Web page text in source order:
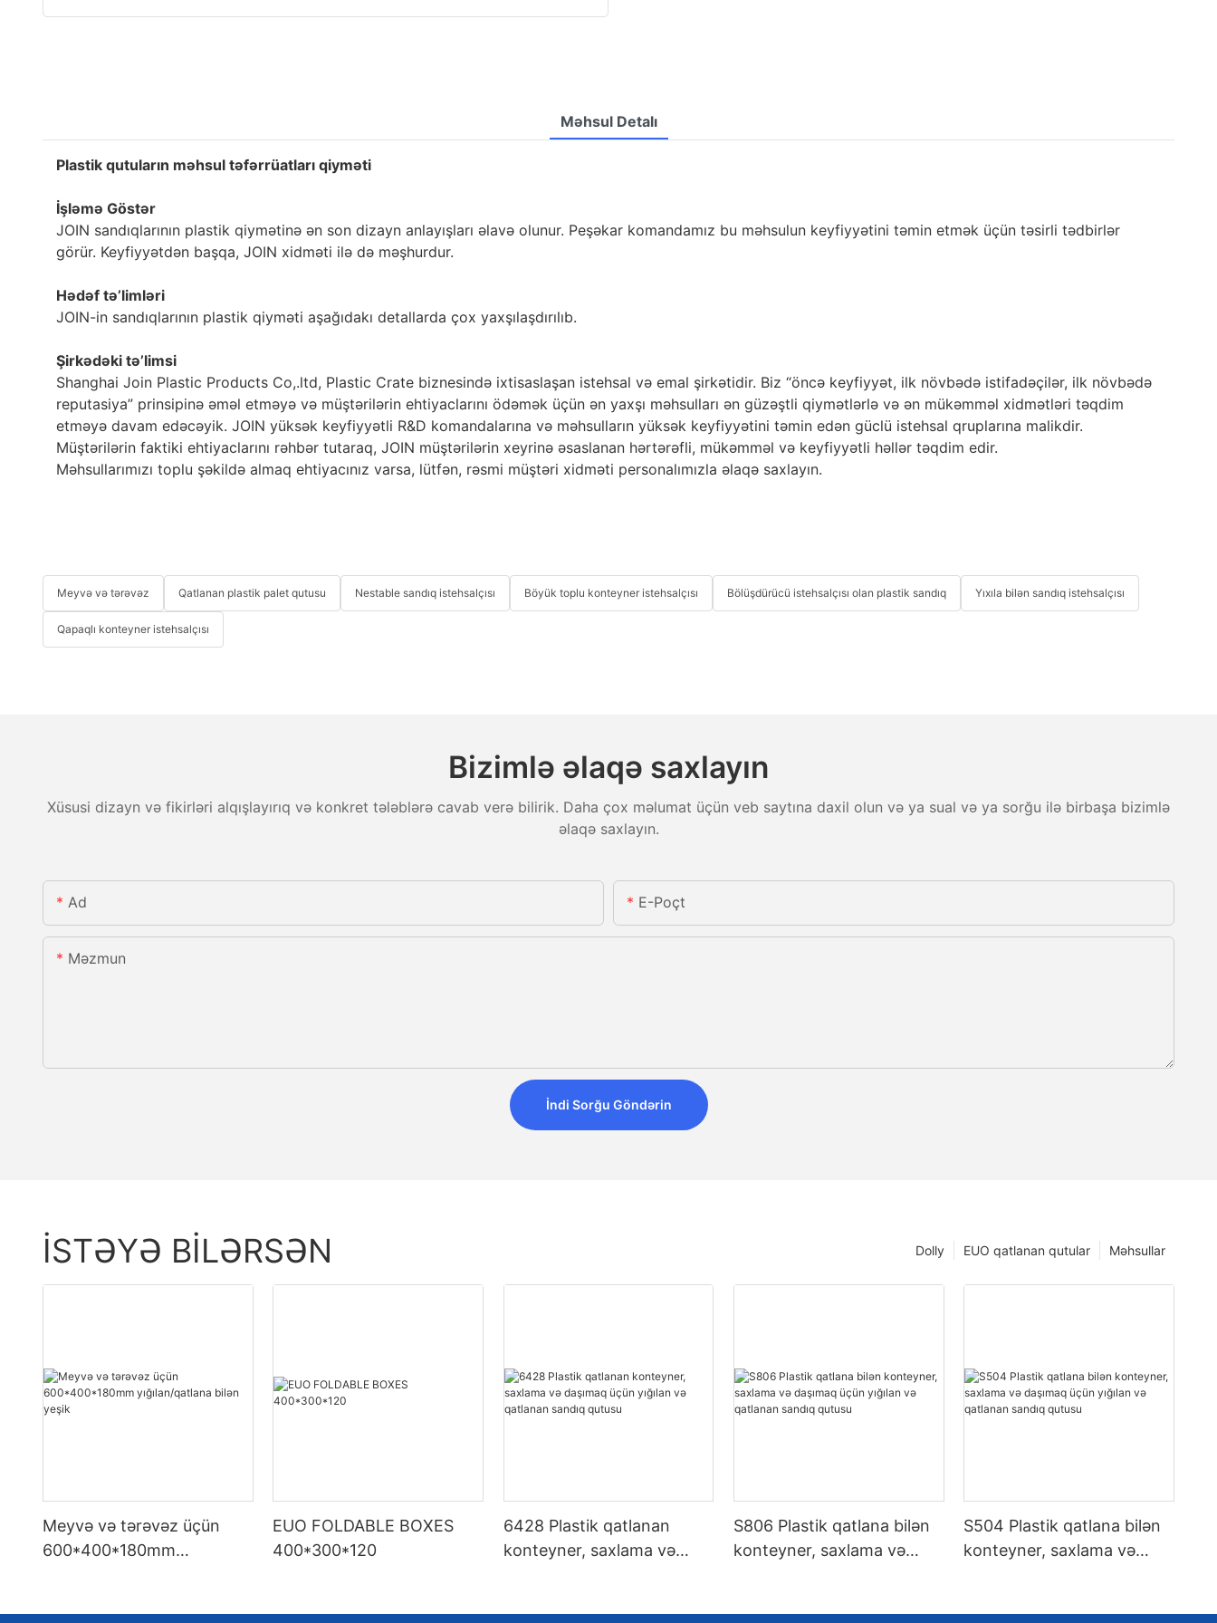
Məhsul Detalı
Plastik qutuların məhsul təfərrüatları qiyməti
İşləmə Göstər
JOIN sandıqlarının plastik qiymətinə ən son dizayn anlayışları əlavə olunur. Peşəkar komandamız bu məhsulun keyfiyyətini təmin etmək üçün təsirli tədbirlər
görür. Keyfiyyətdən başqa, JOIN xidməti ilə də məşhurdur.
Hədəf tə’limləri
JOIN-in sandıqlarının plastik qiyməti aşağıdakı detallarda çox yaxşılaşdırılıb.
Şirkədəki tə’limsi
Shanghai Join Plastic Products Co,.ltd, Plastic Crate biznesində ixtisaslaşan istehsal və emal şirkətidir. Biz “öncə keyfiyyət, ilk növbədə istifadəçilər, ilk növbədə
reputasiya” prinsipinə əməl etməyə və müştərilərin ehtiyaclarını ödəmək üçün ən yaxşı məhsulları ən güzəştli qiymətlərlə və ən mükəmməl xidmətləri təqdim
etməyə davam edəcəyik. JOIN yüksək keyfiyyətli R&D komandalarına və məhsulların yüksək keyfiyyətini təmin edən güclü istehsal qruplarına malikdir.
Müştərilərin faktiki ehtiyaclarını rəhbər tutaraq, JOIN müştərilərin xeyrinə əsaslanan hərtərəfli, mükəmməl və keyfiyyətli həllər təqdim edir.
Məhsullarımızı toplu şəkildə almaq ehtiyacınız varsa, lütfən, rəsmi müştəri xidməti personalımızla əlaqə saxlayın.
Meyvə və tərəvəz Qatlanan plastik palet qutusu Nestable sandıq istehsalçısı Böyük toplu konteyner istehsalçısı Bölüşdürücü istehsalçısı olan plastik sandıq Yıxıla bilən sandıq istehsalçısı
Qapaqlı konteyner istehsalçısı
Bizimlə əlaqə saxlayın
Xüsusi dizayn və fikirləri alqışlayırıq və konkret tələblərə cavab verə bilirik. Daha çox məlumat üçün veb saytına daxil olun və ya sual və ya sorğu ilə birbaşa bizimlə
əlaqə saxlayın.
Ad E-Poçt
Məzmun
İndi Sorğu Göndərin
İSTƏYƏ BILƏRSƏN Məhsullar
EUO qatlanan qutular
Dolly
Meyvə və tərəvəz üçün
600*400*180mm
EUO FOLDABLE BOXES
400*300*120
6428 Plastik qatlanan
konteyner, saxlama və
S806 Plastik qatlana bilən
konteyner, saxlama və
S504 Plastik qatlana bilən
konteyner, saxlama və